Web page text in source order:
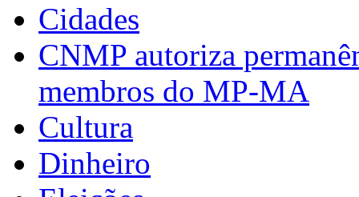
Cidades
CNMP autoriza
membros do MP-MA
Cultura
Dinheiro